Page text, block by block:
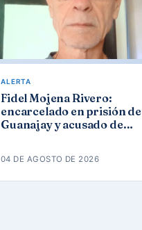
ALERTA
Fidel Mojena Rivero:
encarcelado en prisión de
Guanajay y acusado de
04 DE AGOSTO DE 2026